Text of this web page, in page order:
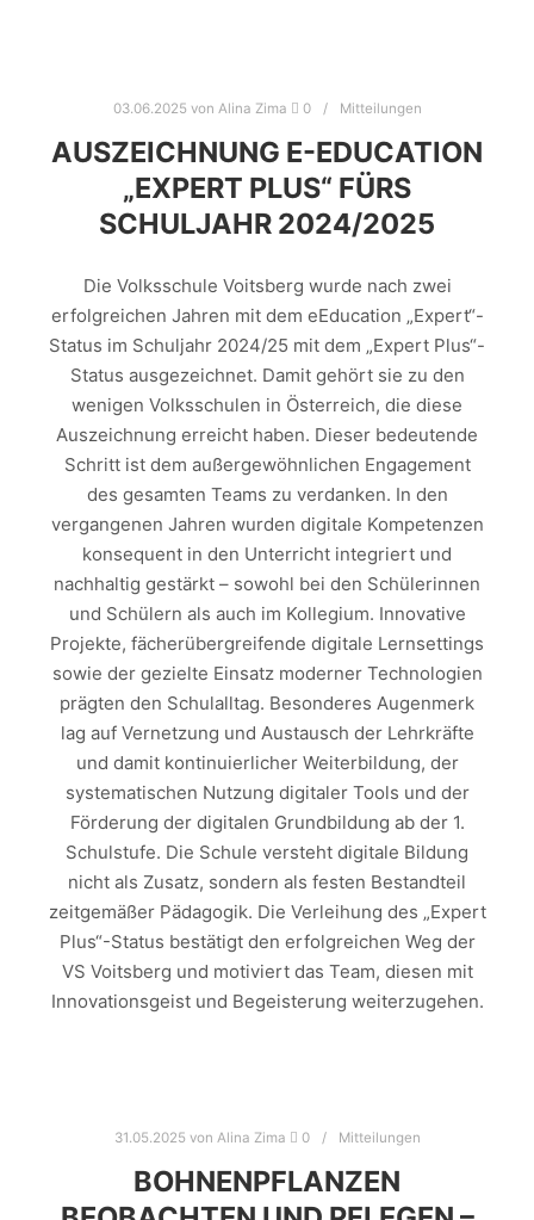
03.06.2025 von Alina Zima 0 Mitteilungen
AUSZEICHNUNG E-EDUCATION
„EXPERT PLUS“ FÜRS
SCHULJAHR 2024/2025
Die Volksschule Voitsberg wurde nach zwei
erfolgreichen Jahren mit dem eEducation „Expert“-
Status im Schuljahr 2024/25 mit dem „Expert Plus“-
Status ausgezeichnet. Damit gehört sie zu den
wenigen Volksschulen in Österreich, die diese
Auszeichnung erreicht haben. Dieser bedeutende
Schritt ist dem außergewöhnlichen Engagement
des gesamten Teams zu verdanken. In den
vergangenen Jahren wurden digitale Kompetenzen
konsequent in den Unterricht integriert und
nachhaltig gestärkt – sowohl bei den Schülerinnen
und Schülern als auch im Kollegium. Innovative
Projekte, fächerübergreifende digitale Lernsettings
sowie der gezielte Einsatz moderner Technologien
prägten den Schulalltag. Besonderes Augenmerk
lag auf Vernetzung und Austausch der Lehrkräfte
und damit kontinuierlicher Weiterbildung, der
systematischen Nutzung digitaler Tools und der
Förderung der digitalen Grundbildung ab der 1.
Schulstufe. Die Schule versteht digitale Bildung
nicht als Zusatz, sondern als festen Bestandteil
zeitgemäßer Pädagogik. Die Verleihung des „Expert
Plus“-Status bestätigt den erfolgreichen Weg der
VS Voitsberg und motiviert das Team, diesen mit
Innovationsgeist und Begeisterung weiterzugehen.
31.05.2025 von Alina Zima 0 Mitteilungen
BOHNENPFLANZEN